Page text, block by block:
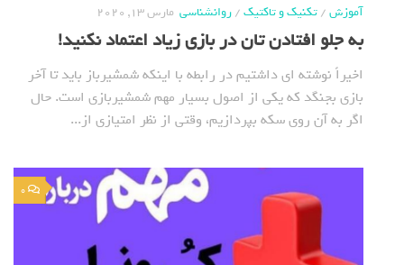
آموزش/تکنیک و تاکتیک/روانشناسی مارس 13, 2020
به جلو افتادن تان در بازی زیاد اعتماد نکنید!
اخیراً نوشته ای داشتیم در رابطه با اینکه شمشیرباز باید تا آخر
بازی بجنگد که یکی از اصول بسیار مهم شمشیربازی است. حال
اگر به آن روی سکه بپردازیم، وقتی از نظر امتیازی از...
0